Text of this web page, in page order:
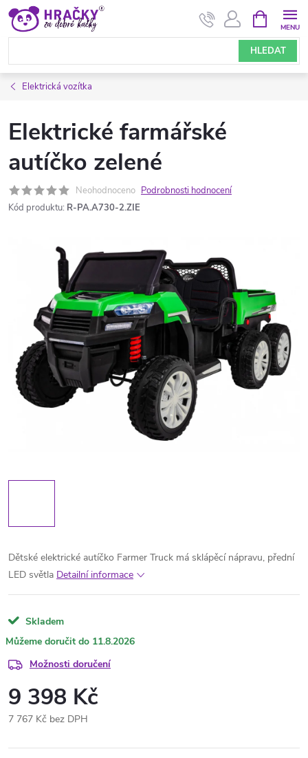
Přejít
obsah
HLEDAT
NÁKUPNÍ
KOŠÍK
Elektrická vozítka
Elektrické farmářské
autíčko zelené
Neohodnoceno Podrobnosti hodnocení
Kód produktu: R-PA.A730-2.ZIE
Dětské elektrické autíčko Farmer Truck má sklápěcí nápravu, přední
LED světla Detailní informace
Skladem
11.8.2026
Možnosti doručení
9 398 Kč
7 767 Kč bez DPH
cena: